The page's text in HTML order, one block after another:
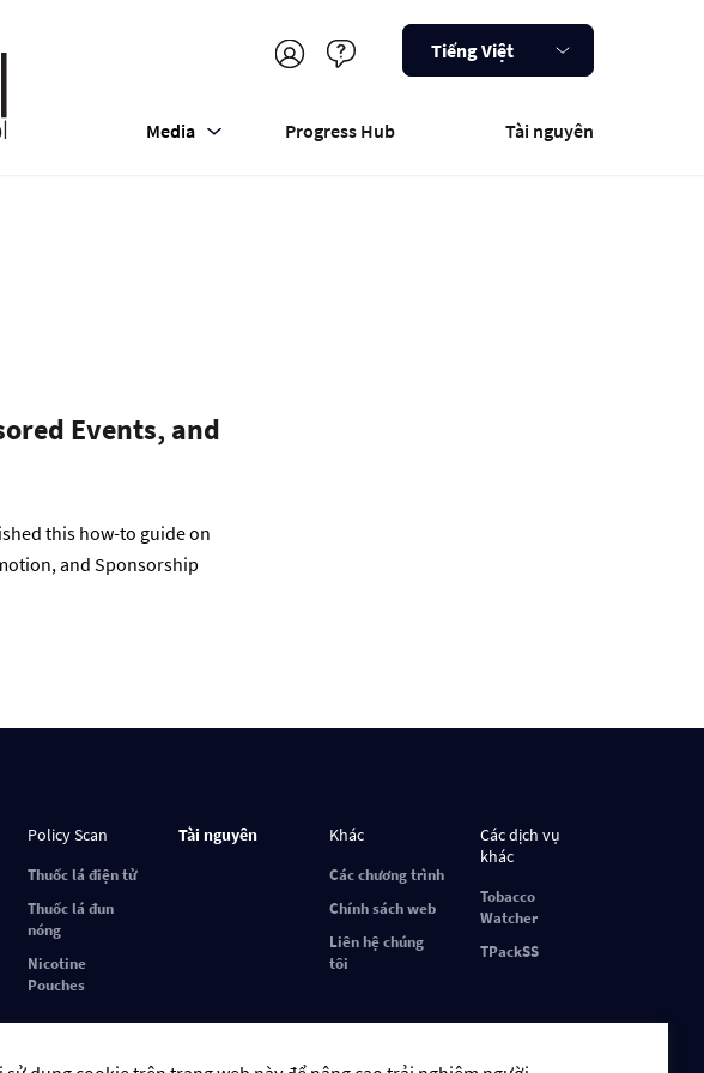
Tiếng Việt
Media Progress Hub Tài nguyên
Events, and
this how-to guide on
and Sponsorship
Policy Scan
Thuốc lá điện tử
Thuốc lá đun
nóng
Nicotine
Pouches
Tài nguyên Khác
Các chương trình
Chính sách web
Liên hệ chúng
tôi
Các dịch vụ
khác
Tobacco
Watcher
TPackSS